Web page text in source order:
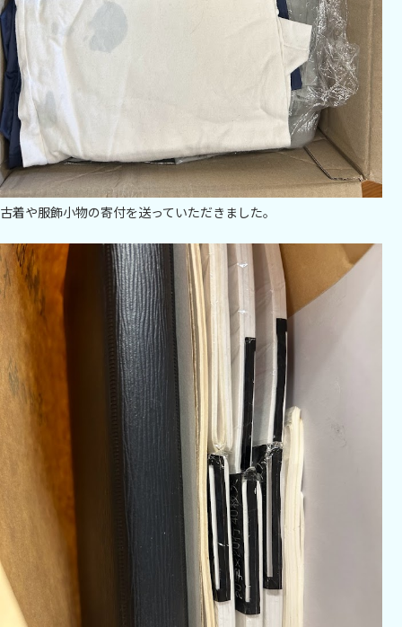
古着や服飾小物の寄付を送っていただきました。